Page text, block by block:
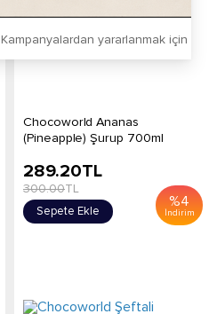
Chocoworld Ananas
(Pineapple) Şurup 700ml
%4
İndirim
289.20TL
300.00TL
Sepete Ekle
Kampanyalardan yararlanmak için